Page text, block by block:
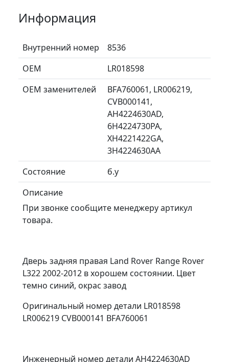
Информация
Внутренний номер
8536
ОЕМ
LR018598
ОЕМ заменителей
BFA760061, LR006219,
CVB000141,
AH4224630AD,
6H4224730PA,
XH4221422GA,
3H4224630AA
Состояние
б.у
Описание
При звонке сообщите менеджеру артикул
товара.
Дверь задняя правая Land Rover Range Rover
L322 2002-2012 в хорошем состоянии. Цвет
темно синий, окрас завод
Оригинальный номер детали LR018598
LR006219 CVB000141 BFA760061
Инженерный номер детали AH4224630AD